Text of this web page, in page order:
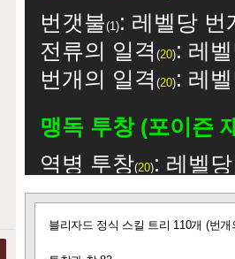
번갯불 1 : 레벨당 번
전류의 일격 20 : 레
번개의 일격 20 : 레
맹독 투창 (포이즌
역병 투창 20 : 레벨
블리자드 정식 스킬 트리 110개 (번개